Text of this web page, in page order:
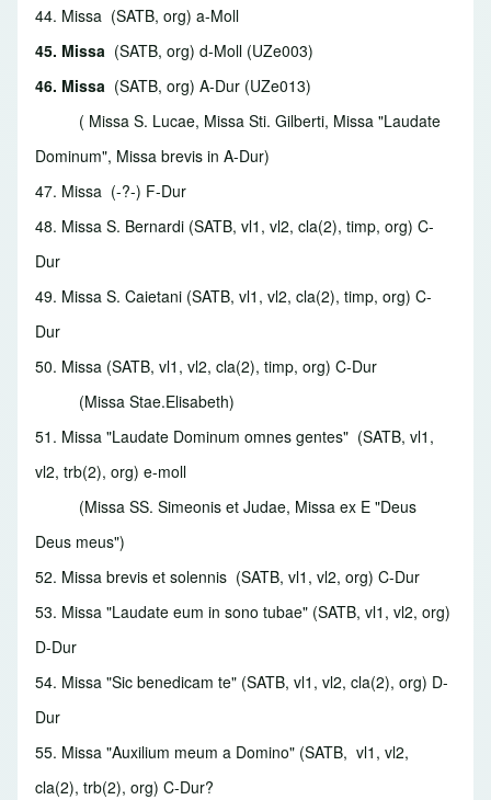
44. Missa (SATB, org) a-Moll
45. Missa (SATB, org) d-Moll (UZe003)
46. Missa (SATB, org) A-Dur (UZe013)
( Missa S. Lucae, Missa Sti. Gilberti, Missa "Laudate
Dominum", Missa brevis in A-Dur)
47. Missa (-?-) F-Dur
48. Missa S. Bernardi (SATB, vl1, vl2, cla(2), timp, org) C-
Dur
49. Missa S. Caietani (SATB, vl1, vl2, cla(2), timp, org) C-
Dur
50. Missa (SATB, vl1, vl2, cla(2), timp, org) C-Dur
(Missa Stae.Elisabeth)
51. Missa "Laudate Dominum omnes gentes" (SATB, vl1,
vl2, trb(2), org) e-moll
(Missa SS. Simeonis et Judae, Missa ex E "Deus
Deus meus")
52. Missa brevis et solennis (SATB, vl1, vl2, org) C-Dur
53. Missa "Laudate eum in sono tubae" (SATB, vl1, vl2, org)
D-Dur
54. Missa "Sic benedicam te" (SATB, vl1, vl2, cla(2), org) D-
Dur
55. Missa "Auxilium meum a Domino" (SATB, vl1, vl2,
cla(2), trb(2), org) C-Dur?